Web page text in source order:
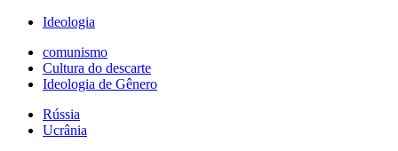
Ideologia
comunismo
Cultura do descarte
Ideologia de Gênero
Rússia
Ucrânia